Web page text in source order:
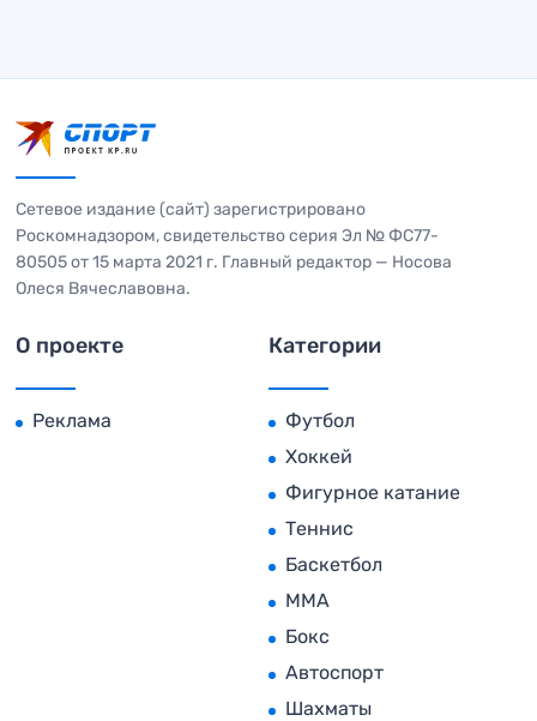
Сетевое издание (сайт) зарегистрировано
Роскомнадзором, свидетельство серия Эл № ФС77-
80505 от 15 марта 2021 г. Главный редактор — Носова
Олеся Вячеславовна.
О проекте
Реклама
Категории
Футбол
Хоккей
Фигурное катание
Теннис
Баскетбол
MMA
Бокс
Автоспорт
Шахматы